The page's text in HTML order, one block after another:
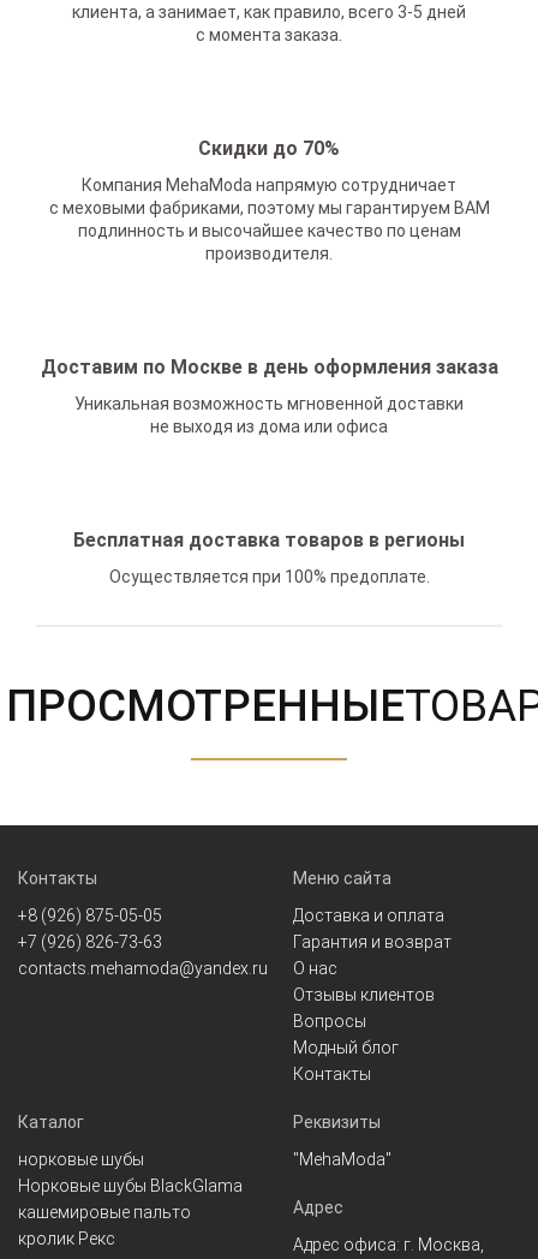
клиента, а занимает, как правило, всего 3-5 дней
с момента заказа.
Скидки до 70%
Компания MehaModa напрямую сотрудничает
с меховыми фабриками, поэтому мы гарантируем ВАМ
подлинность и высочайшее качество по ценам
производителя.
Доставим по Москве в день оформления заказа
Уникальная возможность мгновенной доставки
не выходя из дома или офиса
Бесплатная доставка товаров в регионы
Осуществляется при 100% предоплате.
ПРОСМОТРЕННЫЕ
Контакты
+8 (926) 875-05-05
+7 (926) 826-73-63
contacts.mehamoda@yandex.ru
Меню сайта
Доставка и оплата
Гарантия и возврат
О нас
Отзывы клиентов
Вопросы
Модный блог
Контакты
Каталог
норковые шубы
Норковые шубы BlackGlama
кашемировые пальто
кролик Рекс
Реквизиты
"MehaModa"
Адрес
Адрес офиса: г. Москва,